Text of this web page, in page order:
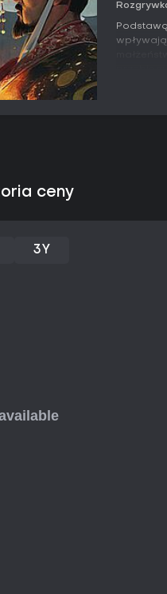
W trybie
sesje
Reguły
postaci,
oraz
ceny
3Y